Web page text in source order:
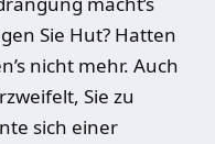
Sie Hut? Hatten
nicht mehr. Auch
Sie zu
sich einer